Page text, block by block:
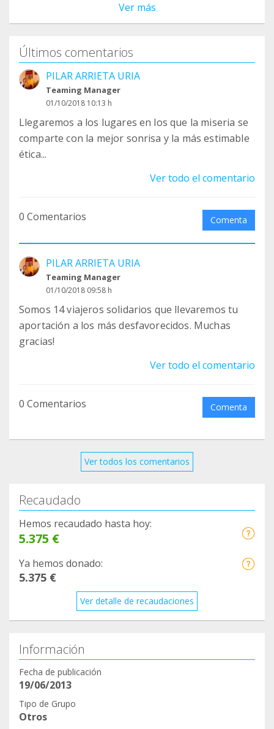
Ver más
Últimos comentarios
PILAR ARRIETA URIA
Teaming Manager
01/10/2018 10:13 h
Llegaremos a los lugares en los que la miseria se
comparte con la mejor sonrisa y la más estimable
ética...
Ver todo el comentario
0 Comentarios Comenta
PILAR ARRIETA URIA
Teaming Manager
01/10/2018 09:58 h
Somos 14 viajeros solidarios que llevaremos tu
aportación a los más desfavorecidos. Muchas
gracias!
Ver todo el comentario
0 Comentarios Comenta
Ver todos los comentarios
Recaudado
Hemos recaudado hasta hoy:
5.375 €
Ya hemos donado:
5.375 €
Ver detalle de recaudaciones
Información
Fecha de publicación
19/06/2013
Tipo de Grupo
Otros